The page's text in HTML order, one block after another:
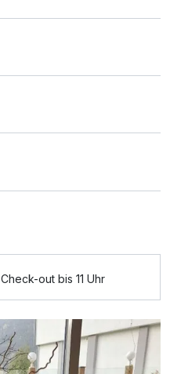
p.P. ab445,00 €
Check-out bis 11 Uhr